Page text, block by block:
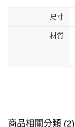
尺寸
材質
商品相關分類 (2)